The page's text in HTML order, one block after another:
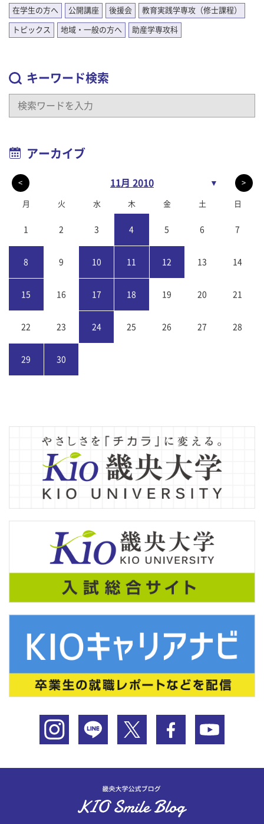
在学生の方へ 公開講座 後援会 教育実践学専攻（修士課程）
トピックス 地域・一般の方へ 助産学専攻科
キーワード検索
アーカイブ
< 11月 2010 ▼ >
月 火 水 木 金 土 日
1 2 3 4 5 6 7
8 9 10 11 12 13 14
15 16 17 18 19 20 21
22 23 24 25 26 27 28
29 30